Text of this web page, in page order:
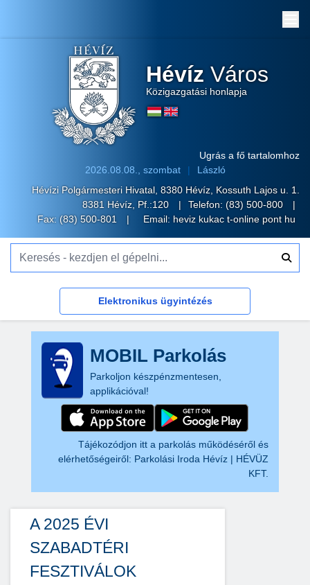
Hévíz Város
Közigazgatási honlapja
Ugrás a fő tartalomhoz
2026.08.08., szombat
László
Hévízi Polgármesteri Hivatal, 8380 Hévíz, Kossuth Lajos u. 1.
8381 Hévíz, Pf.:120
Telefon: (83) 500-800
Fax: (83) 500-801
Email: heviz kukac t-online pont hu
Elektronikus ügyintézés
MOBIL Parkolás
Parkoljon készpénzmentesen,
applikációval!
Tájékozódjon itt a parkolás működéséről és
elérhetőségeiről: Parkolási Iroda Hévíz | HÉVÜZ
KFT.
A 2025 ÉVI
SZABADTÉRI
FESZTIVÁLOK